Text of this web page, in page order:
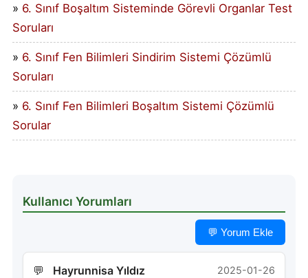
6. Sınıf Boşaltım Sisteminde Görevli Organlar Test
Soruları
6. Sınıf Fen Bilimleri Sindirim Sistemi Çözümlü
Soruları
6. Sınıf Fen Bilimleri Boşaltım Sistemi Çözümlü
Sorular
Kullanıcı Yorumları
💬 Yorum Ekle
Hayrunnisa Yıldız 2025-01-26